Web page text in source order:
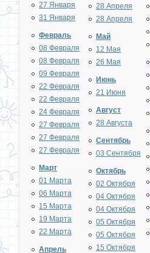
27 Января
31 Января
Февраль
08 Февраля
08 Февраля
09 Февраля
22 Февраля
22 Февраля
24 Февраля
27 Февраля
27 Февраля
27 Февраля
Март
01 Марта
06 Марта
15 Марта
19 Марта
22 Марта
Апрель
28 Апреля
28 Апреля
Май
12 Мая
26 Мая
Июнь
21 Июня
Август
28 Августа
Сентябрь
03 Сентября
Октябрь
02 Октября
04 Октября
04 Октября
05 Октября
05 Октября
15 Октября